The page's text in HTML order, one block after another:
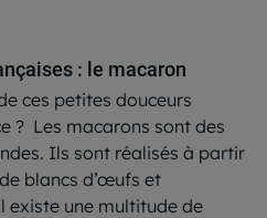
: le macaron
ces petites douceurs
? Les macarons sont des
Ils sont réalisés à partir
blancs d’œufs et
existe une multitude de